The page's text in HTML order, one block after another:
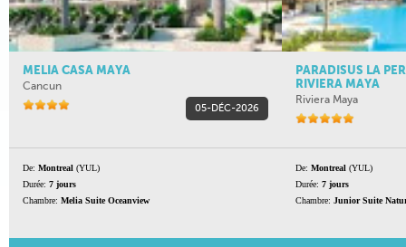
MELIA CASA MAYA
Cancun
05-DÉC-2026
De: Montreal (YUL)
Durée: 7 jours
Chambre: Melia Suite Oceanview
PARADISUS LA
RIVIERA MAYA
Riviera Maya
De: Montreal(YUL)
Durée: 7 jours
Chambre: Junior Suite